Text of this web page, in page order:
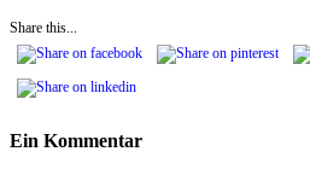
Share this...
Ein Kommentar